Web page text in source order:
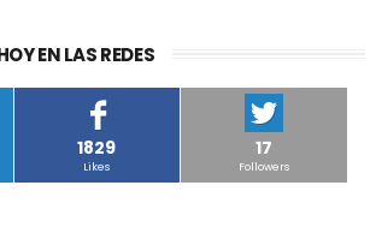
EN LAS REDES
1829
Likes
17
Followers